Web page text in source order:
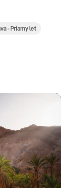
- Priamy let